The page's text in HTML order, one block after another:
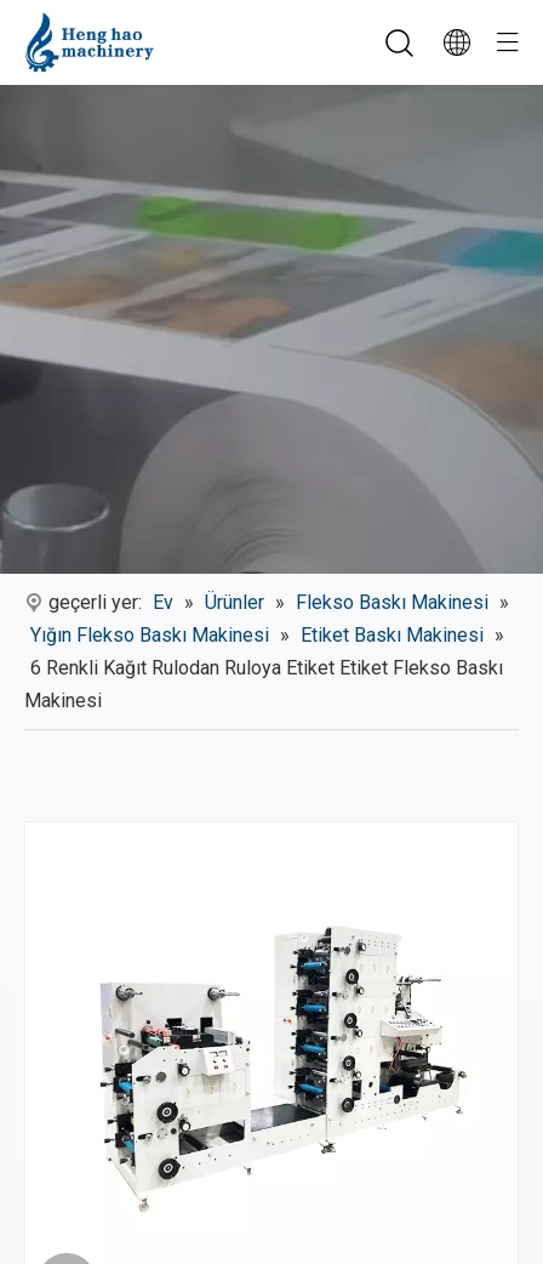
geçerli yer: Ev » Ürünler » Flekso Baskı Makinesi »
Yığın Flekso Baskı Makinesi » Etiket Baskı Makinesi »
6 Renkli Kağıt Rulodan Ruloya Etiket Etiket Flekso Baskı
Makinesi